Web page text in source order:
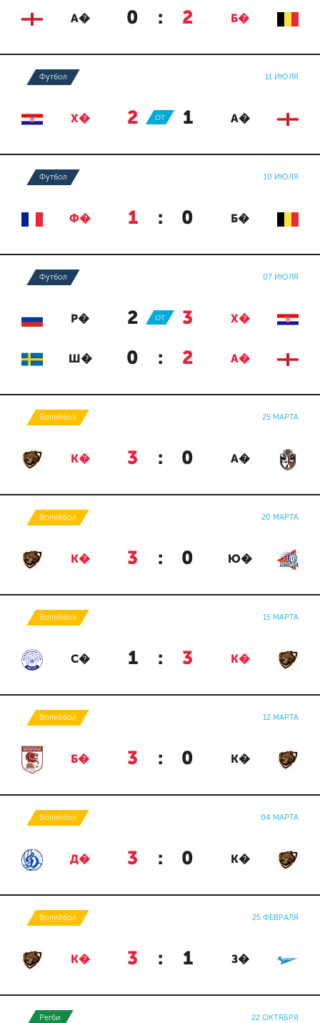
А� 0 : 2 Б�
Футбол 11 ИЮЛЯ
Х� 2 : 1 А�
ОТ
Футбол 10 ИЮЛЯ
Ф� 1 : 0 Б�
Футбол 07 ИЮЛЯ
Р� 2 : 3 Х�
ОТ
Ш� 0 : 2 А�
Волейбол 25 МАРТА
К� 3 : 0 А�
Волейбол 20 МАРТА
К� 3 : 0 Ю�
Волейбол 15 МАРТА
С� 1 : 3 К�
Волейбол 12 МАРТА
Б� 3 : 0 К�
Волейбол 04 МАРТА
Д� 3 : 0 К�
Волейбол 25 ФЕВРАЛЯ
К� 3 : 1 З�
Регби 22 ОКТЯБРЯ